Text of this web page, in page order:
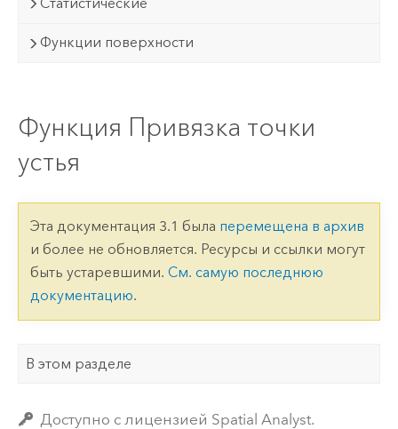
Функции поверхности
Функция Привязка точки
устья
Эта документация 3.1 была перемещена в архив
и более не обновляется. Ресурсы и ссылки могут
быть устаревшими. См. самую последнюю
документацию.
В этом разделе
Доступно с лицензией Spatial Analyst.